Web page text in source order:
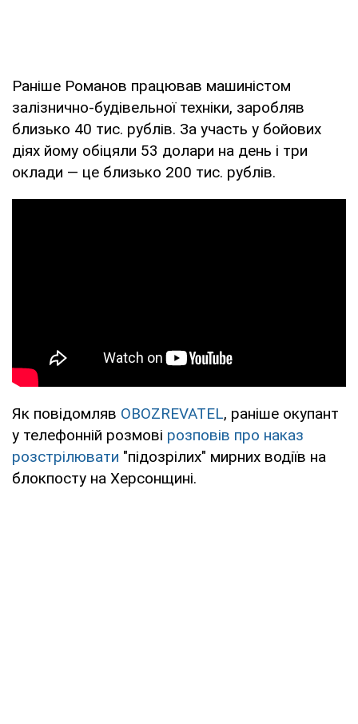
Раніше Романов працював машиністом
залізнично-будівельної техніки, заробляв
близько 40 тис. рублів. За участь у бойових
діях йому обіцяли 53 долари на день і три
оклади — це близько 200 тис. рублів.
Як повідомляв OBOZREVATEL, раніше окупант
у телефонній розмові розповів про наказ
розстрілювати "підозрілих" мирних водіїв на
блокпосту на Херсонщині.